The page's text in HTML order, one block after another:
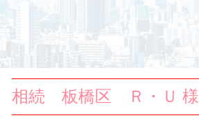
相続 板橋区 Ｒ・Ｕ 様